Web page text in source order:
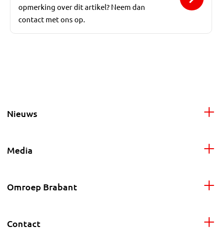
opmerking over dit artikel? Neem dan
contact met ons op.
Nieuws
Media
Omroep Brabant
Contact